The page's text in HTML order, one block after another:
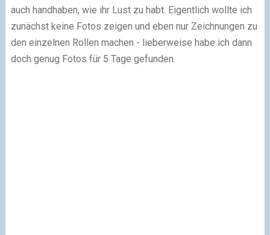
auch handhaben, wie ihr Lust zu habt. Eigentlich wollte ich
zunächst keine Fotos zeigen und eben nur Zeichnungen zu
den einzelnen Rollen machen - lieberweise habe ich dann
doch genug Fotos für 5 Tage gefunden.